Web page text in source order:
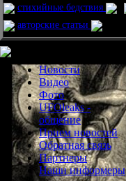
стихийные бедствия
авторские статьи
Новости
Видео
Фото
UFOleaks -
общение
Прием новостей
Обратная связь
Партнеры
Наши информеры